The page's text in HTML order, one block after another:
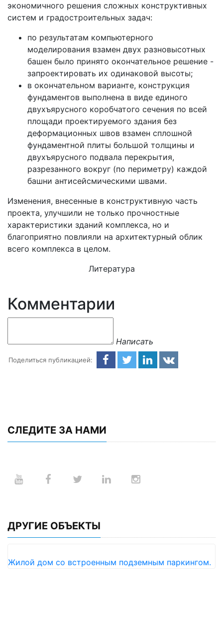
экономичного решения сложных конструктивных
систем и градостроительных задач:
по результатам компьютерного
моделирования взамен двух разновысотных
башен было принято окончательное решение -
запроектировать их одинаковой высоты;
в окончательном варианте, конструкция
фундаментов выполнена в виде единого
двухъярусного коробчатого сечения по всей
площади проектируемого здания без
деформационных швов взамен сплошной
фундаментной плиты большой толщины и
двухъярусного подвала перекрытия,
разрезанного вокруг (по периметру) каждой
башни антисейсмическими швами.
Изменения, внесенные в конструктивную часть
проекта, улучшили не только прочностные
характеристики зданий комплекса, но и
благоприятно повлияли на архитектурный облик
всего комплекса в целом.
Литература
Комментарии
Написать
Поделиться публикацией:
СЛЕДИТЕ ЗА НАМИ
ДРУГИЕ ОБЪЕКТЫ
Жилой дом со встроенным подземным паркингом.